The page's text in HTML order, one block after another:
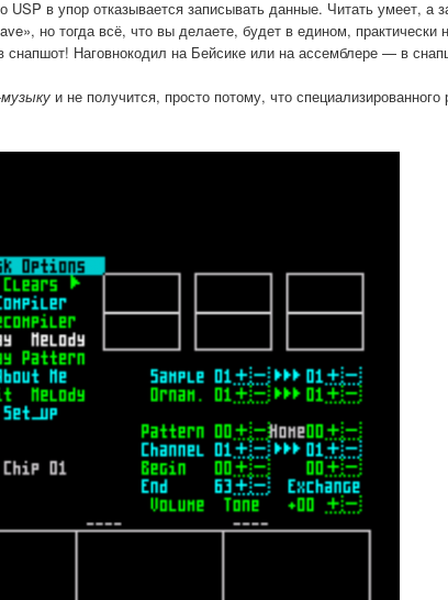
USP в упор отказывается записывать данные. Читать умеет,
но тогда всё, что вы делаете, будет в едином,
Наговнокодил на Бейсике или на ассемблере — в
и не получится, просто потому, что